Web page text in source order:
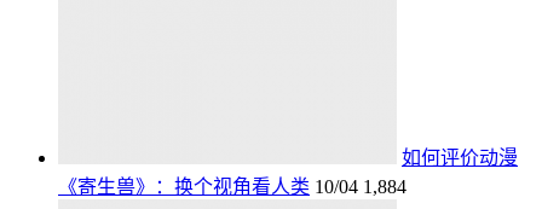
如何评价动漫
《寄生兽》：换个视角看人类 10/04 1,884